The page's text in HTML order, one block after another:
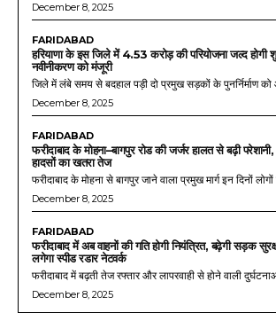
December 8, 2025
FARIDABAD
हरियाणा के इस जिले में 4.53 करोड़ की परियोजना जल्द
नवीनीकरण को मंजूरी
जिले में लंबे समय से बदहाल पड़ी दो प्रमुख सड़कों के पुनर्निर्माण
December 8, 2025
FARIDABAD
फरीदाबाद के मोहना–बागपुर रोड की जर्जर हालत से बढ़ी
हादसों का खतरा तेज
फरीदाबाद के मोहना से बागपुर जाने वाला प्रमुख मार्ग इन दिनों
December 8, 2025
FARIDABAD
फरीदाबाद में अब वाहनों की गति होगी नियंत्रित, बढ़ेगी सड़क
लगेगा स्पीड रडार नेटवर्क
फरीदाबाद में बढ़ती तेज रफ्तार और लापरवाही से होने वाली
December 8, 2025